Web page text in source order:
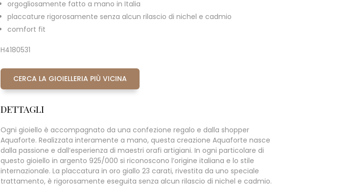
orgogliosamente fatto a mano in Italia
placcature rigorosamente senza alcun rilascio di nichel e cadmio
comfort fit
H4180531
CERCA LA GIOIELLERIA PIÙ VICINA
DETTAGLI
Ogni gioiello è accompagnato da una confezione regalo e dalla shopper
Aquaforte. Realizzata interamente a mano, questa creazione Aquaforte nasce
dalla passione e dall’esperienza di maestri orafi artigiani. In ogni particolare di
questo gioiello in argento 925/000 si riconoscono l’origine italiana e lo stile
internazionale. La placcatura in oro giallo 23 carati, rivestita da uno speciale
trattamento, è rigorosamente eseguita senza alcun rilascio di nichel e cadmio.